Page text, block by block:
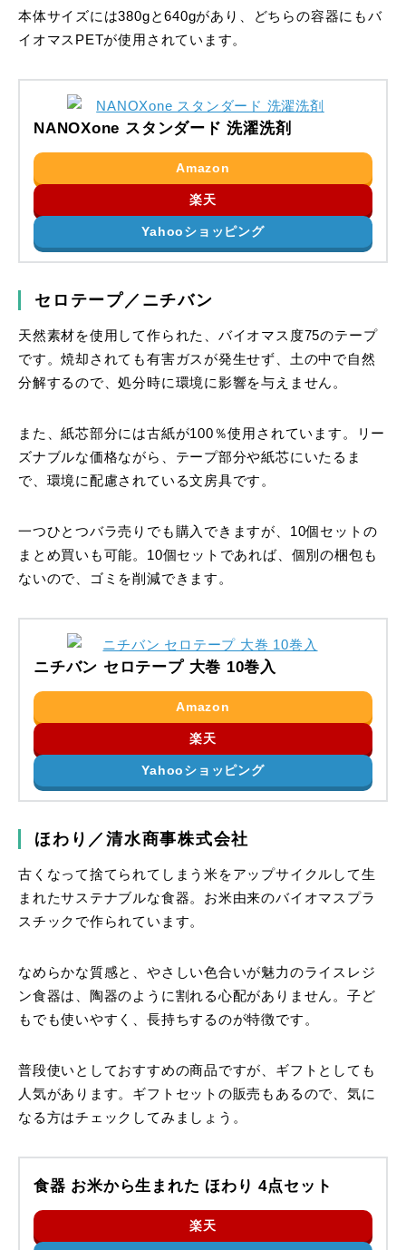
本体サイズには380gと640gがあり、どちらの容器にもバ
イオマスPETが使用されています。
NANOXone スタンダード 洗濯洗剤
Amazon
楽天
Yahooショッピング
セロテープ／ニチバン
天然素材を使用して作られた、バイオマス度75のテープ
です。焼却されても有害ガスが発生せず、土の中で自然
分解するので、処分時に環境に影響を与えません。
また、紙芯部分には古紙が100％使用されています。リー
ズナブルな価格ながら、テープ部分や紙芯にいたるま
で、環境に配慮されている文房具です。
一つひとつバラ売りでも購入できますが、10個セットの
まとめ買いも可能。10個セットであれば、個別の梱包も
ないので、ゴミを削減できます。
ニチバン セロテープ 大巻 10巻入
Amazon
楽天
Yahooショッピング
ほわり／清水商事株式会社
古くなって捨てられてしまう米をアップサイクルして生
まれたサステナブルな食器。お米由来のバイオマスプラ
スチックで作られています。
なめらかな質感と、やさしい色合いが魅力のライスレジ
ン食器は、陶器のように割れる心配がありません。子ど
もでも使いやすく、長持ちするのが特徴です。
普段使いとしておすすめの商品ですが、ギフトとしても
人気があります。ギフトセットの販売もあるので、気に
なる方はチェックしてみましょう。
食器 お米から生まれた ほわり 4点セット
楽天